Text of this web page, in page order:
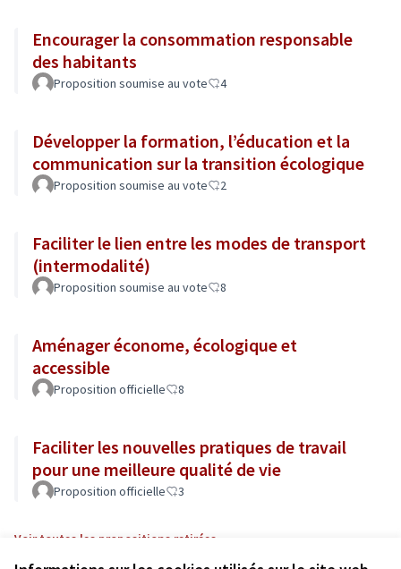
Encourager la consommation responsable
des habitants
Proposition soumise au vote 4
Développer la formation, l’éducation et la
communication sur la transition écologique
Proposition soumise au vote 2
Faciliter le lien entre les modes de transport
(intermodalité)
Proposition soumise au vote 8
Aménager économe, écologique et
accessible
Proposition officielle 8
Faciliter les nouvelles pratiques de travail
pour une meilleure qualité de vie
Proposition officielle 3
Voir toutes les propositions retirées